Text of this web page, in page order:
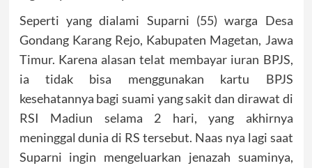
Seperti yang dialami Suparni (55) warga Desa
Gondang Karang Rejo, Kabupaten Magetan, Jawa
Timur. Karena alasan telat membayar iuran BPJS,
ia tidak bisa menggunakan kartu BPJS
kesehatannya bagi suami yang sakit dan dirawat di
RSI Madiun selama 2 hari, yang akhirnya
meninggal dunia di RS tersebut. Naas nya lagi saat
Suparni ingin mengeluarkan jenazah suaminya,